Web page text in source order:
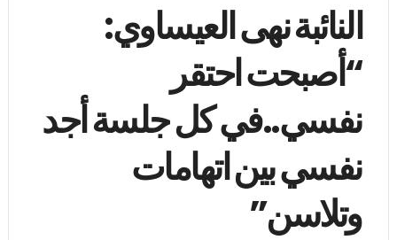
النائبة نهى العيساوي:
“أصبحت احتقر
نفسي..في كل جلسة أجد
نفسي بين اتهامات
وتلاسن”